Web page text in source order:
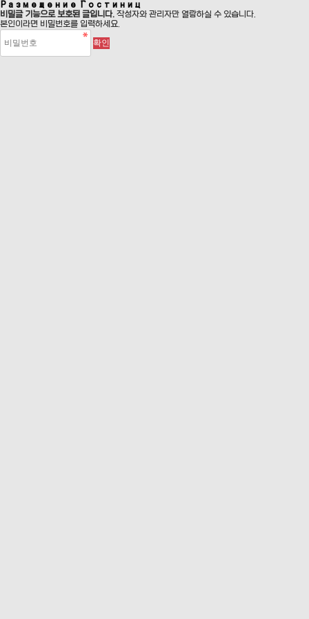
Размещение Гостиниц
비밀글 기능으로 보호된 글입니다. 작성자와 관리자만 열람하실 수 있습니다.
본인이라면 비밀번호를 입력하세요.